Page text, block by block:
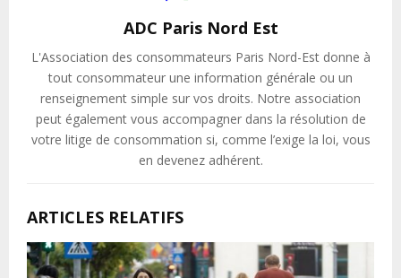
ADC Paris Nord Est
L'Association des consommateurs Paris Nord-Est donne à
tout consommateur une information générale ou un
renseignement simple sur vos droits. Notre association
peut également vous accompagner dans la résolution de
votre litige de consommation si, comme l’exige la loi, vous
en devenez adhérent.
ARTICLES RELATIFS